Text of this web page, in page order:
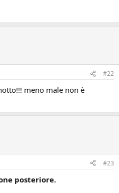
#22
meno male non è
#23
posteriore.